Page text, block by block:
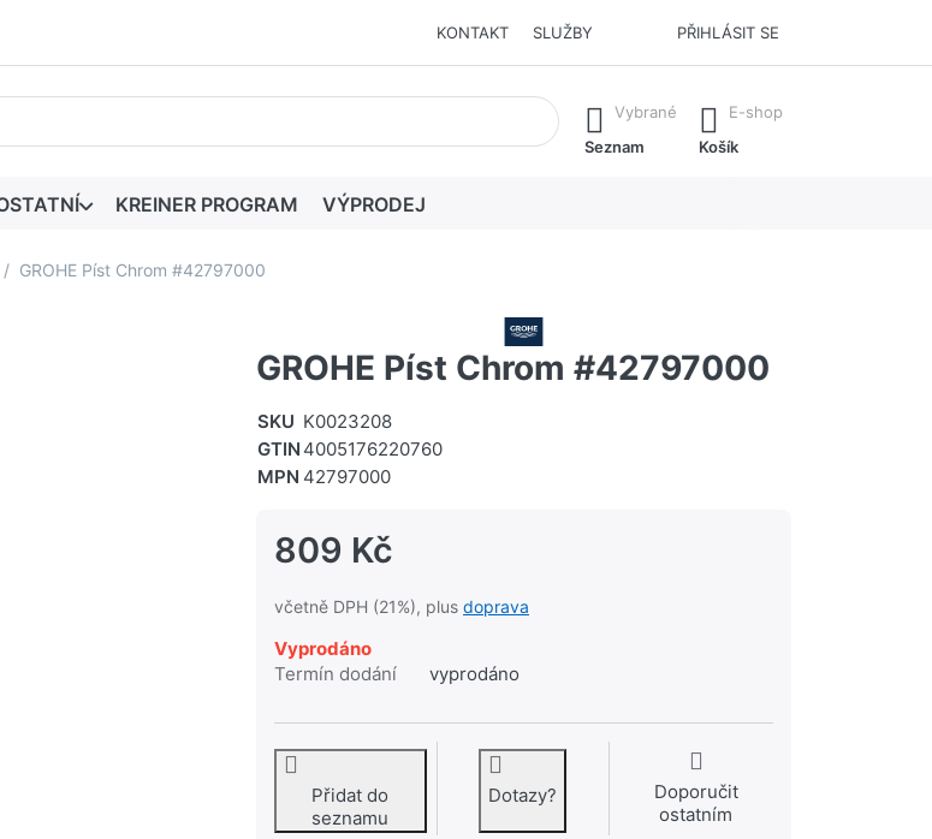
KONTAKT SLUŽBY PŘIHLÁSIT SE
výsledky se zobrazí automaticky při zadávání. Stisknutím klávesy Enter vyvoláte všechny výsledky.
Vybrané
Seznam
E-shop
Košík
KREINER PROGRAM VÝPRODEJ
GROHE Píst Chrom #42797000
GROHE Píst Chrom #42797000
SKU K0023208
GTIN 4005176220760
MPN 42797000
809 Kč
včetně DPH (21%), plus doprava
Vyprodáno
Termín dodání
vyprodáno
Přidat do
seznamu
Dotazy?
Doporučit
ostatním